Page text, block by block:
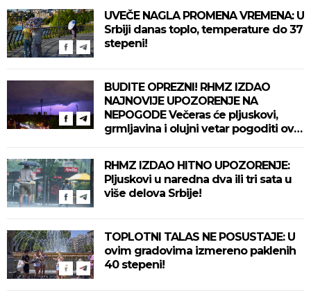
UVEČE NAGLA PROMENA VREMENA: U
Srbiji danas toplo, temperature do 37
stepeni!
BUDITE OPREZNI! RHMZ IZDAO
NAJNOVIJE UPOZORENJE NA
NEPOGODE Večeras će pljuskovi,
grmljavina i olujni vetar pogoditi ove
RHMZ IZDAO HITNO UPOZORENJE:
Pljuskovi u naredna dva ili tri sata u
više delova Srbije!
TOPLOTNI TALAS NE POSUSTAJE: U
ovim gradovima izmereno paklenih
40 stepeni!